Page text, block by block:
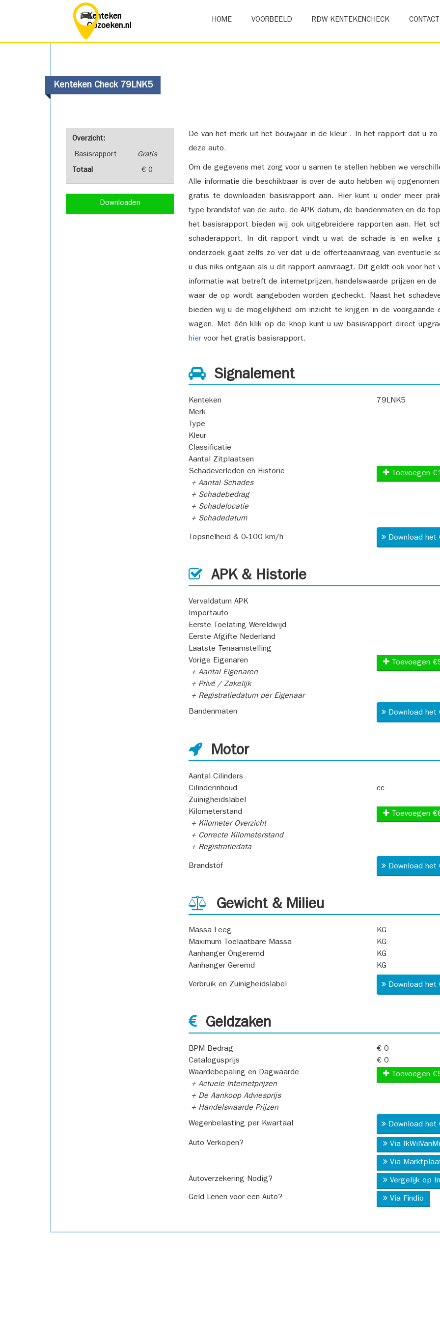
Kenteken
Opzoeken.nl
HOME VOORBEELD RDW KENTEKENCHECK CONTACT
Kenteken Check 79LNK5
Overzicht:
Basisrapport Gratis
Totaal € 0
Downloaden
De van het merk uit het bouwjaar in de kleur . In het rapport dat u
deze auto.
Om de gegevens met zorg voor u samen te stellen hebben we
Alle informatie die beschikbaar is over de auto hebben wij
gratis te downloaden basisrapport aan. Hier kunt u onder meer
type brandstof van de auto, de APK datum, de bandenmaten en de
het basisrapport bieden wij ook uitgebreidere rapporten aan. Het
schaderapport. In dit rapport vindt u wat de schade is en welke
onderzoek gaat zelfs zo ver dat u de offerteaanvraag van eventuele
u dus niks ontgaan als u dit rapport aanvraagt. Dit geldt ook voor
informatie wat betreft de internetprijzen, handelswaarde prijzen en
waar de op wordt aangeboden worden gecheckt. Naast het
bieden wij u de mogelijkheid om inzicht te krijgen in de voorgaande
wagen. Met één klik op de knop kunt u uw basisrapport direct
hier voor het gratis basisrapport.
Signalement
Kenteken
79LNK5
Merk
Type
Kleur
Classificatie
Aantal Zitplaatsen
Schadeverleden en Historie
+ Aantal Schades
+ Schadebedrag
+ Schadelocatie
+ Schadedatum
Toevoegen
Topsnelheid & 0-100 km/h Download
APK & Historie
Vervaldatum APK
Importauto
Eerste Toelating Wereldwijd
Eerste Afgifte Nederland
Laatste Tenaamstelling
Vorige Eigenaren
+ Aantal Eigenaren
+ Privé / Zakelijk
+ Registratiedatum per Eigenaar
Toevoegen
Bandenmaten Download
Motor
Aantal Cilinders
Cilinderinhoud
cc
Zuinigheidslabel
Kilometerstand
+ Kilometer Overzicht
+ Correcte Kilometerstand
+ Registratiedata
Toevoegen
Brandstof Download
Gewicht & Milieu
Massa Leeg
KG
Maximum Toelaatbare Massa
KG
Aanhanger Ongeremd
KG
Aanhanger Geremd
KG
Verbruik en Zuinigheidslabel Download
Geldzaken
BPM Bedrag
€ 0
Catalogusprijs
€ 0
Waardebepaling en Dagwaarde
+ Actuele Internetprijzen
+ De Aankoop Adviesprijs
+ Handelswaarde Prijzen
Toevoegen
Wegenbelasting per Kwartaal Download
Auto Verkopen? Via
Via
Autoverzekering Nodig? Vergelijk op
Geld Lenen voor een Auto? Via Findio